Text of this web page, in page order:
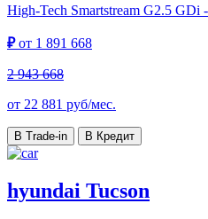
High-Tech Smartstream G2.5 GDi
₽от 1 891 668
2 943 668
от 22 881 руб/мес.
В Trade-in В Кредит
hyundai Tucson